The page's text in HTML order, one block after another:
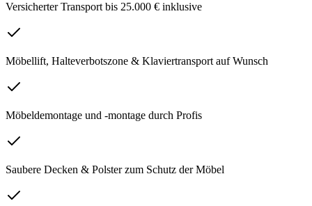
Versicherter Transport bis 25.000 € inklusive
Möbellift, Halteverbotszone & Klaviertransport auf Wunsch
Möbeldemontage und -montage durch Profis
Saubere Decken & Polster zum Schutz der Möbel